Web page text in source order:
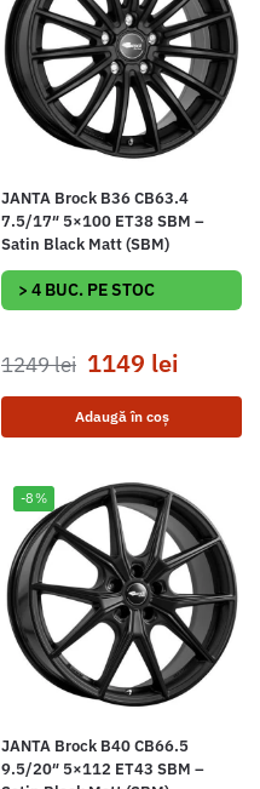
JANTA Brock B36 CB63.4
7.5/17″ 5×100 ET38 SBM –
Satin Black Matt (SBM)
> 4 BUC. PE STOC
1249lei 1149 lei
Adaugă în coș
-8%
JANTA Brock B40 CB66.5
9.5/20″ 5×112 ET43 SBM –